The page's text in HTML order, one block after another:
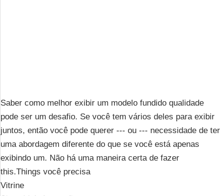
Saber como melhor exibir um modelo fundido qualidade
pode ser um desafio. Se você tem vários deles para exibir
juntos, então você pode querer --- ou --- necessidade de ter
uma abordagem diferente do que se você está apenas
exibindo um. Não há uma maneira certa de fazer
this.Things você precisa
Vitrine